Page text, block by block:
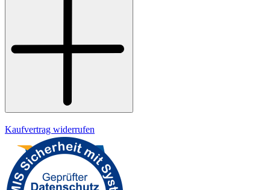
Kaufvertrag widerrufen